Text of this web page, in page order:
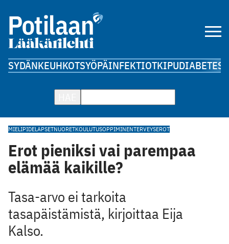
SYDÄNKEUHKOTSYÖPÄINFEKTIOTKIPUDIABETES
MIELIPIDELAPSETNUORETKOULUTUSOPPIMINENTERVEYSEROT
Erot pieniksi vai parempaa
elämää kaikille?
Tasa-arvo ei tarkoita
tasapäistämistä, kirjoittaa Eija
Kalso.